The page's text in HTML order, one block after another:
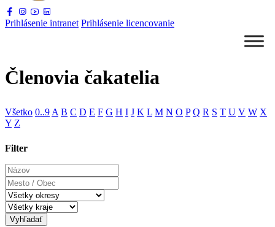
Prihlásenie intranet Prihlásenie licencovanie
Členovia čakatelia
Všetko 0..9 A B C D E F G H I J K L M N O P Q R S T U V W X
Y Z
Filter
Názov
Mesto
/
Obec
Vyhľadať